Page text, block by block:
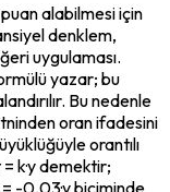
alabilmesi için
denklem,
uygulaması.
yazar; bu
Bu nedenle
oran ifadesini
orantılı
k·y demektir;
-0,03·y biçiminde